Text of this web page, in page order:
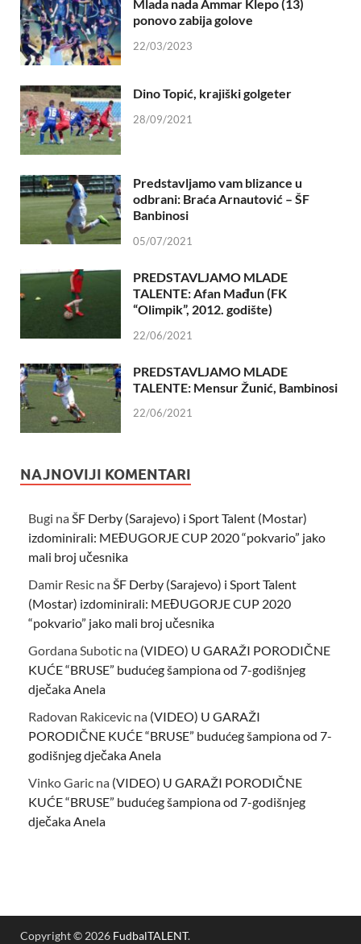
Mlada nada Ammar Klepo (13)
ponovo zabija golove
22/03/2023
Dino Topić, krajiški golgeter
28/09/2021
Predstavljamo vam blizance u
odbrani: Braća Arnautović – ŠF
Banbinosi
05/07/2021
PREDSTAVLJAMO MLADE
TALENTE: Afan Mađun (FK
“Olimpik”, 2012. godište)
22/06/2021
PREDSTAVLJAMO MLADE
TALENTE: Mensur Žunić, Bambinosi
22/06/2021
NAJNOVIJI KOMENTARI
Bugi na ŠF Derby (Sarajevo) i Sport Talent (Mostar)
izdominirali: MEĐUGORJE CUP 2020 “pokvario” jako
mali broj učesnika
Damir Resic na ŠF Derby (Sarajevo) i Sport Talent
(Mostar) izdominirali: MEĐUGORJE CUP 2020
“pokvario” jako mali broj učesnika
Gordana Subotic na (VIDEO) U GARAŽI PORODIČNE
KUĆE “BRUSE” budućeg šampiona od 7-godišnjeg
dječaka Anela
Radovan Rakicevic na (VIDEO) U GARAŽI
PORODIČNE KUĆE “BRUSE” budućeg šampiona od 7-
godišnjeg dječaka Anela
Vinko Garic na (VIDEO) U GARAŽI PORODIČNE
KUĆE “BRUSE” budućeg šampiona od 7-godišnjeg
dječaka Anela
Copyright © 2026 FudbalTALENT.